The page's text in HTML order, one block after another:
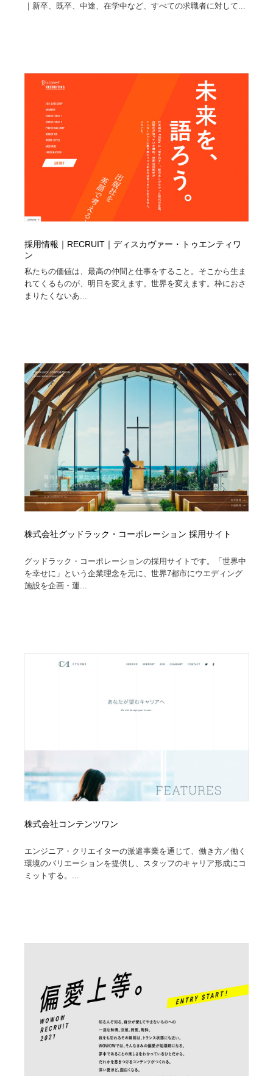
求人・採用・転職・就職・人材紹介
健康・医療・福祉・病院・歯医者・製薬・薬品
教育・スクール・保育・幼稚園・小中高・大学・専門学
教育・スクール・保育・幼稚園・小中高・大学・専門学
システム開発・IT・決済・アプリ・ソフトウェア
システム開発・IT・決済・アプリ・ソフトウェア
テクノロジー・AI・人工知能・スマートホーム・オンラ
テクノロジー・AI・人工知能・スマートホーム・オンラ
イン
日本伝統：着物・織物・舞踊・歌舞伎・茶道・華道・書
道
日本伝統：着物・織物・舞踊・歌舞伎・茶道・華道・書
道
映画・アニメ・DVD・動画配信・放送・TV・ラジオ
映画・アニメ・DVD・動画配信・放送・TV・ラジオ
音楽・アーティスト・楽器・舞台・演劇・ミュージカ
ル・ダンス
152
キャンペーン・イベント・ワークショップ・コンペティ
ション
マッチングサービス
マッチングサービス
22
アート・芸術・美術館・美術展・博物館・ギャラリー
アート・芸術・美術館・美術展・博物館・ギャラリー
383
鉛筆画・木炭画・デッサン・クロッキー
鉛筆画・木炭画・デッサン・クロッキー
15
グラフィティ・Graffiti・ストリートアート
グラフィティ・Graffiti・ストリートアート
GWD スタッフお気に入り
GWD スタッフお気に入り
201
Drawing Software / お絵かきソフト・アプリ・ブラシ
Drawing Software / お絵かきソフト・アプリ・ブラシ
ニュース・マガジン・メディア・SNS・YouTube
｜新卒、既卒、中途、在学中など、すべての求職者に対して...
採用情報｜RECRUIT｜ディスカヴァー・トゥエンティワ
ン
私たちの価値は、最高の仲間と仕事をすること。そこから生ま
れてくるものが、明日を変えます。世界を変えます。枠におさ
まりたくないあ...
株式会社グッドラック・コーポレーション 採用サイト
グッドラック・コーポレーションの採用サイトです。「世界中
を幸せに」という企業理念を元に、世界7都市にウエディング
施設を企画・運...
株式会社コンテンツワン
エンジニア・クリエイターの派遣事業を通じて、働き方／働く
環境のバリエーションを提供し、スタッフのキャリア形成にコ
ミットする。...